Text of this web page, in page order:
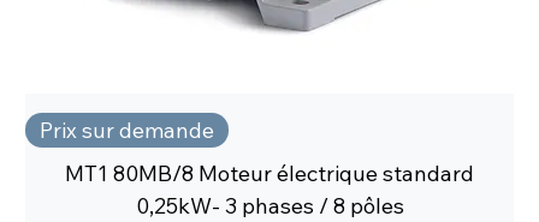
Prix sur demande
MT1 80MB/8 Moteur électrique standard
0,25kW- 3 phases / 8 pôles